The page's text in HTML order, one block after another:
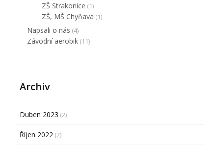
ZŠ Strakonice (1)
ZŠ, MŠ Chyňava (1)
Napsali o nás (4)
Závodní aerobik (11)
Archiv
Duben 2023 (2)
Říjen 2022 (2)